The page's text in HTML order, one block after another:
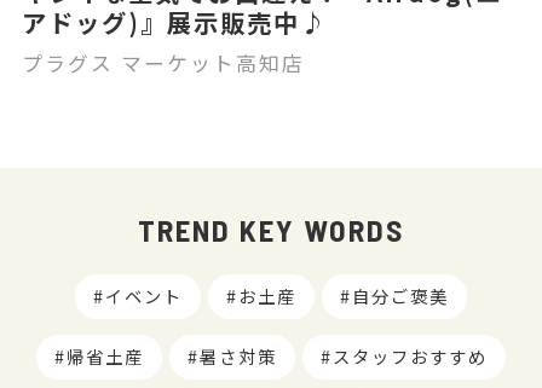
アドッグ)』展示販売中♪
プラグス マーケット高知店
TREND KEY WORDS
イベント お土産 自分ご褒美
帰省土産 暑さ対策 スタッフおすすめ